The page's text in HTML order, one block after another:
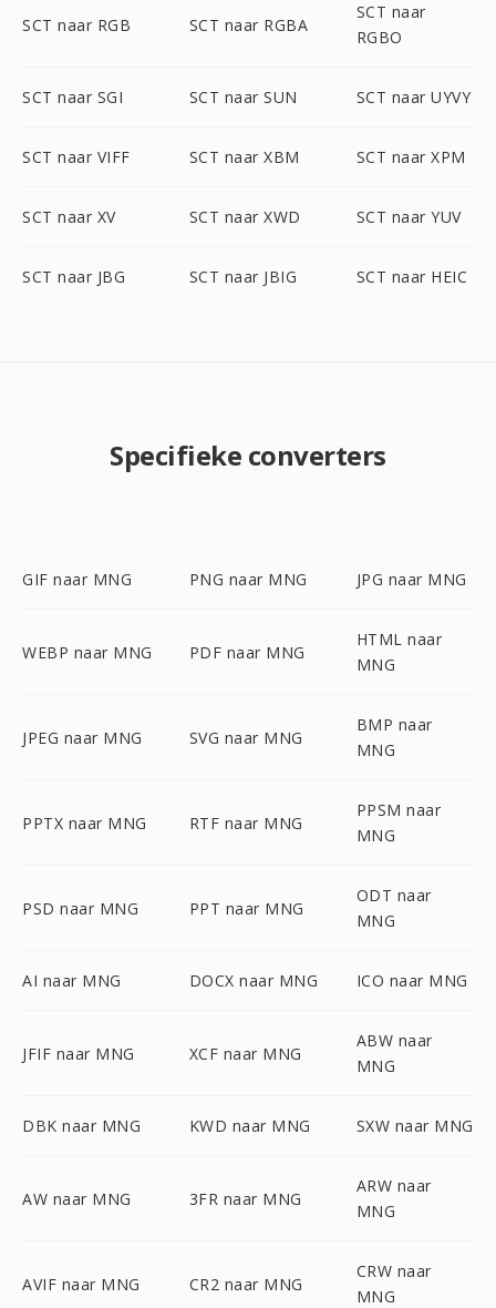
SCT naar RGB SCT naar RGBA
SCT naar
RGBO
SCT naar SGI SCT naar SUN SCT naar UYVY
SCT naar VIFF SCT naar XBM SCT naar XPM
SCT naar XV SCT naar XWD SCT naar YUV
SCT naar JBG SCT naar JBIG SCT naar HEIC
Specifieke converters
GIF naar MNG PNG naar MNG JPG naar MNG
WEBP naar MNG PDF naar MNG
HTML naar
MNG
JPEG naar MNG SVG naar MNG
BMP naar
MNG
PPTX naar MNG RTF naar MNG
PPSM naar
MNG
PSD naar MNG PPT naar MNG
ODT naar
MNG
AI naar MNG DOCX naar MNG ICO naar MNG
JFIF naar MNG XCF naar MNG
ABW naar
MNG
DBK naar MNG KWD naar MNG SXW naar MNG
AW naar MNG 3FR naar MNG
ARW naar
MNG
AVIF naar MNG CR2 naar MNG
CRW naar
MNG